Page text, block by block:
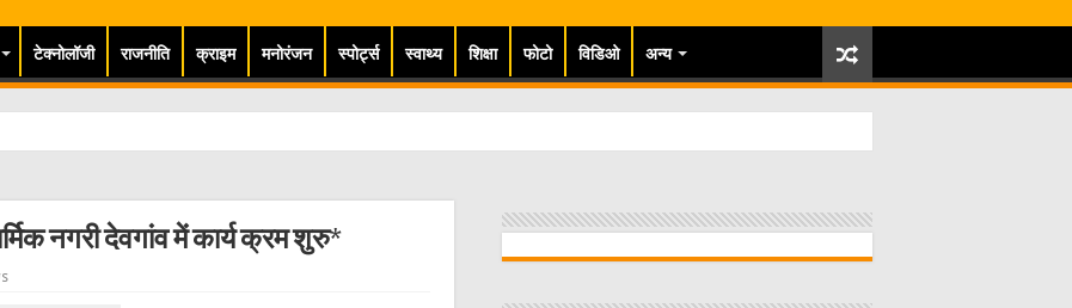
टेक्नोलॉजी राजनीति क्राइम मनोरंजन स्पोर्ट्स स्वाथ्य शिक्षा फोटो विडिओ अन्य
नगरी देवगांव में कार्य क्रम शुरु*